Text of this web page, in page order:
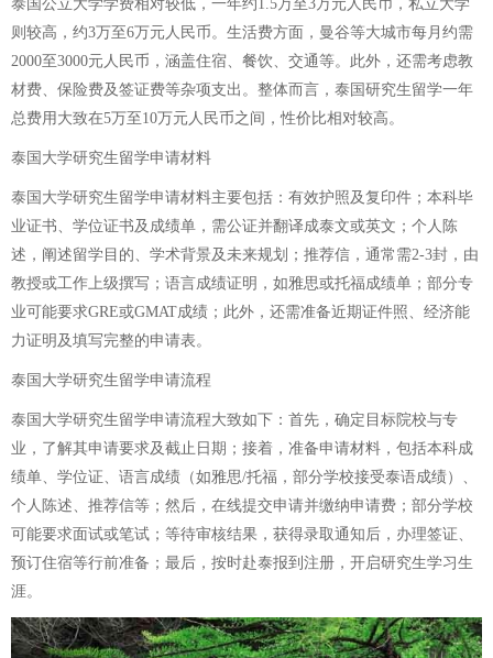
泰国公立大学学费相对较低，一年约1.5万至3万元人民币，私立大学
则较高，约3万至6万元人民币。生活费方面，曼谷等大城市每月约需
2000至3000元人民币，涵盖住宿、餐饮、交通等。此外，还需考虑教
材费、保险费及签证费等杂项支出。整体而言，泰国研究生留学一年
总费用大致在5万至10万元人民币之间，性价比相对较高。
泰国大学研究生留学申请材料
泰国大学研究生留学申请材料主要包括：有效护照及复印件；本科毕
业证书、学位证书及成绩单，需公证并翻译成泰文或英文；个人陈
述，阐述留学目的、学术背景及未来规划；推荐信，通常需2-3封，由
教授或工作上级撰写；语言成绩证明，如雅思或托福成绩单；部分专
业可能要求GRE或GMAT成绩；此外，还需准备近期证件照、经济能
力证明及填写完整的申请表。
泰国大学研究生留学申请流程
泰国大学研究生留学申请流程大致如下：首先，确定目标院校与专
业，了解其申请要求及截止日期；接着，准备申请材料，包括本科成
绩单、学位证、语言成绩（如雅思/托福，部分学校接受泰语成绩）、
个人陈述、推荐信等；然后，在线提交申请并缴纳申请费；部分学校
可能要求面试或笔试；等待审核结果，获得录取通知后，办理签证、
预订住宿等行前准备；最后，按时赴泰报到注册，开启研究生学习生
涯。